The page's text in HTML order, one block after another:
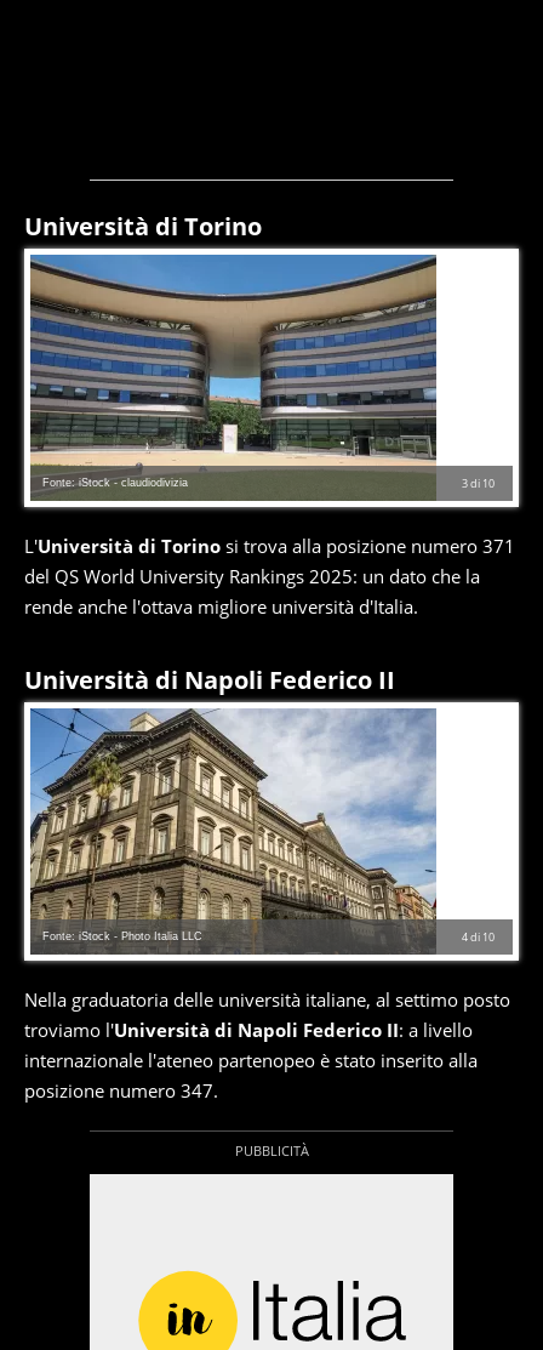
Università di Torino
3di 10
Fonte: iStock - claudiodivizia
L'Università di Torino si trova alla posizione numero 371
del QS World University Rankings 2025: un dato che la
rende anche l'ottava migliore università d'Italia.
Università di Napoli Federico II
4di 10
Fonte: iStock - Photo Italia LLC
Nella graduatoria delle università italiane, al settimo posto
troviamo l'Università di Napoli Federico II: a livello
internazionale l'ateneo partenopeo è stato inserito alla
posizione numero 347.